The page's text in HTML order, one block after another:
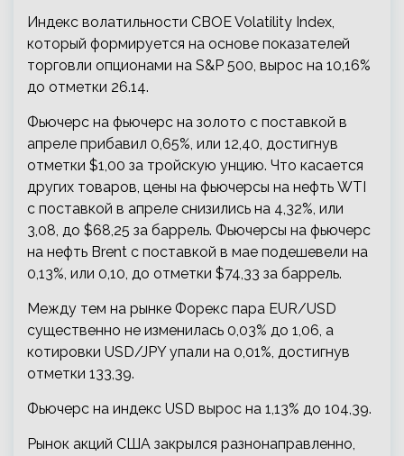
Индекс волатильности CBOE Volatility Index,
который формируется на основе показателей
торговли опционами на S&P 500, вырос на 10,16%
до отметки 26.14.
Фьючерс на фьючерс на золото с поставкой в
апреле прибавил 0,65%, или 12,40, достигнув
отметки $1,00 за тройскую унцию. Что касается
других товаров, цены на фьючерсы на нефть WTI
с поставкой в апреле снизились на 4,32%, или
3,08, до $68,25 за баррель. Фьючерсы на фьючерс
на нефть Brent с поставкой в мае подешевели на
0,13%, или 0,10, до отметки $74,33 за баррель.
Между тем на рынке Форекс пара EUR/USD
существенно не изменилась 0,03% до 1,06, а
котировки USD/JPY упали на 0,01%, достигнув
отметки 133,39.
Фьючерс на индекс USD вырос на 1,13% до 104,39.
Рынок акций США закрылся разнонаправленно,